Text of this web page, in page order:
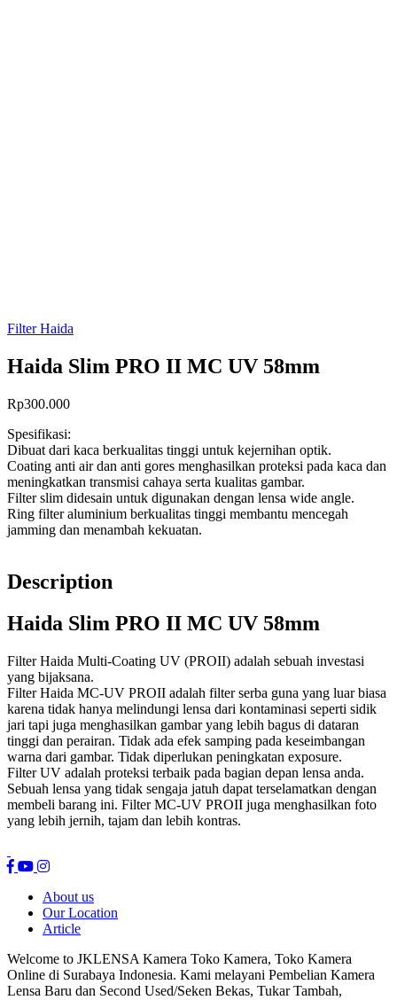
Filter Haida
Haida Slim PRO II MC UV 58mm
Rp300.000
Spesifikasi:
Dibuat dari kaca berkualitas tinggi untuk kejernihan optik.
Coating anti air dan anti gores menghasilkan proteksi pada kaca dan
meningkatkan transmisi cahaya serta kualitas gambar.
Filter slim didesain untuk digunakan dengan lensa wide angle.
Ring filter aluminium berkualitas tinggi membantu mencegah
jamming dan menambah kekuatan.
Description
Haida Slim PRO II MC UV 58mm
Filter Haida Multi-Coating UV (PROII) adalah sebuah investasi
yang bijaksana.
Filter Haida MC-UV PROII adalah filter serba guna yang luar biasa
karena tidak hanya melindungi lensa dari kontaminasi seperti sidik
jari tapi juga menghasilkan gambar yang lebih bagus di dataran
tinggi dan perairan. Tidak ada efek samping pada keseimbangan
warna dari gambar. Tidak diperlukan peningkatan exposure.
Filter UV adalah proteksi terbaik pada bagian depan lensa anda.
Sebuah lensa yang tidak sengaja jatuh dapat terselamatkan dengan
membeli barang ini. Filter MC-UV PROII juga menghasilkan foto
yang lebih jernih, tajam dan lebih kontras.
About us
Our Location
Article
Welcome to JKLENSA Kamera Toko Kamera, Toko Kamera
Online di Surabaya Indonesia. Kami melayani Pembelian Kamera
Lensa Baru dan Second Used/Seken Bekas, Tukar Tambah,